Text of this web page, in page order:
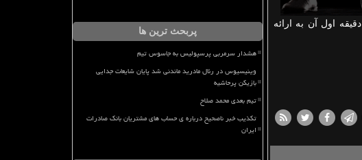
براساس هماهنگی های صورت گرفته این سمینار روز ۲۶ شهریورماه و از ساعت ۱۱: ۳۰ دقیقه برگزار می شود که ۴۵ دقیقه اول آن به ارائه
پربحث ترین ها
هشدار سرمربی پرسپولیس به جاسوس تیم
وینیسیوس در رئال مادرید ماندنی شد پایان شایعات جدایی
بازیکن پرحاشیه
تیم بعدی محمد صلاح
تکذیب خبر ناصحیح درباره ی حساب های مشتریان بانک صادرات
ایران